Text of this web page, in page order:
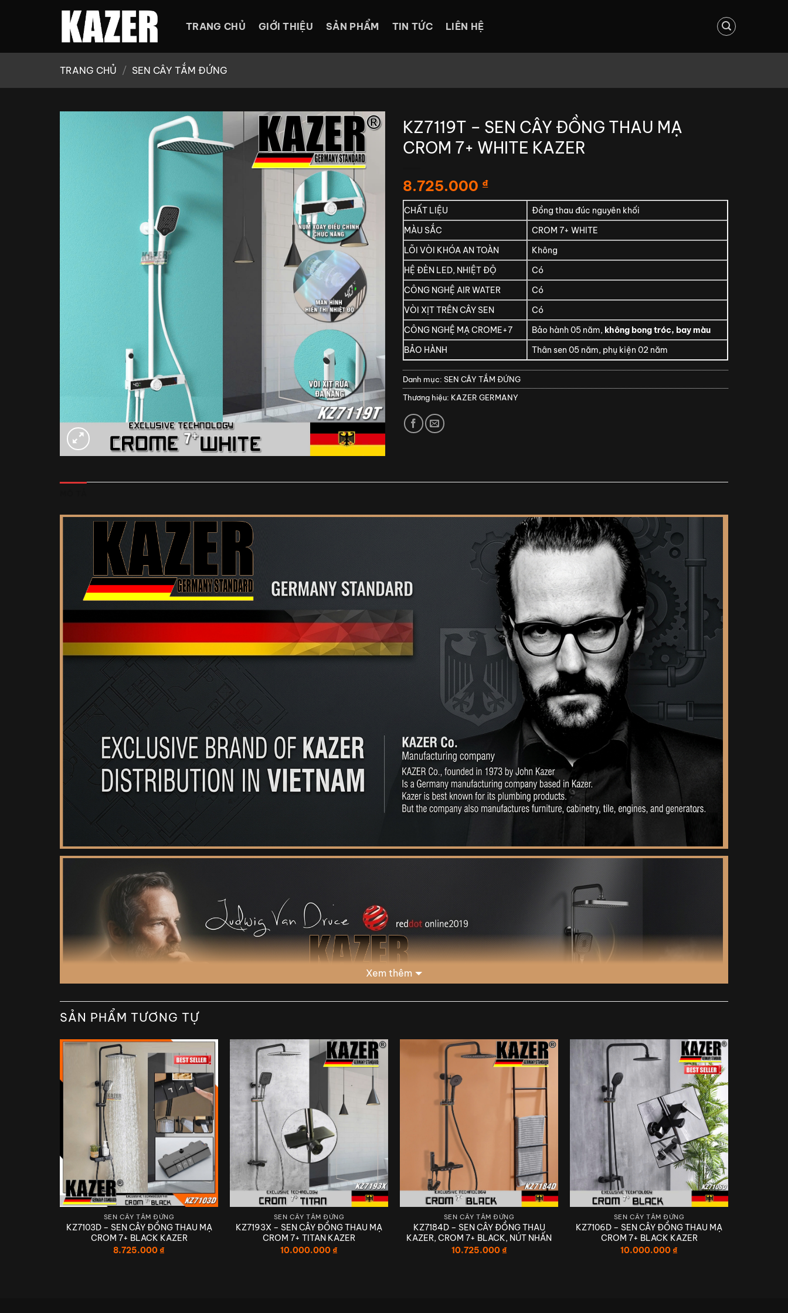
dung
TRANG CHỦ GIỚI THIỆU SẢN PHẨM TIN TỨC LIÊN HỆ
TRANG CHỦ / SEN CÂY TẮM ĐỨNG
KZ7119T – SEN CÂY ĐỒNG THAU MẠ
CROM 7+ WHITE KAZER
8.725.000 ₫
CHẤT LIỆU
Đồng thau đúc nguyên khối
MÀU SẮC
CROM 7+ WHITE
LÕI VÒI KHÓA AN TOÀN
Không
HỆ ĐÈN LED, NHIỆT ĐỘ
Có
CÔNG NGHỆ AIR WATER
Có
VÒI XỊT TRÊN CÂY SEN
Có
CÔNG NGHỆ MẠ CROME+7
Bảo hành 05 năm, không bong tróc, bay màu
BẢO HÀNH
Thân sen 05 năm, phụ kiện 02 năm
Danh mục: SEN CÂY TẮM ĐỨNG
Thương hiệu: KAZER GERMANY
THIẾT BỊ VỆ SINH KAZER GERMANY
CHẤT LƯỢNG – CAO CẤP – HIỆN ĐẠI
Xem thêm
SẢN PHẨM TƯƠNG TỰ
SEN CÂY TẮM ĐỨNG
KZ7103D – SEN CÂY ĐỒNG THAU MẠ
CROM 7+ BLACK KAZER
8.725.000₫
SEN CÂY TẮM ĐỨNG
KZ7193X – SEN CÂY ĐỒNG THAU MẠ
CROM 7+ TITAN KAZER
10.000.000₫
SEN CÂY TẮM ĐỨNG
KZ7184D – SEN CÂY ĐỒNG THAU
KAZER, CROM 7+ BLACK, NÚT NHẤN
10.725.000₫
SEN CÂY TẮM ĐỨNG
KZ7106D – SEN CÂY ĐỒNG THAU MẠ
CROM 7+ BLACK KAZER
10.000.000₫